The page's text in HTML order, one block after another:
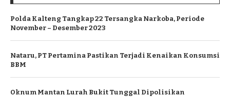
Polda Kalteng Tangkap 22 Tersangka Narkoba, Periode
November – Desember 2023
Nataru, PT Pertamina Pastikan Terjadi Kenaikan Konsumsi
BBM
Oknum Mantan Lurah Bukit Tunggal Dipolisikan